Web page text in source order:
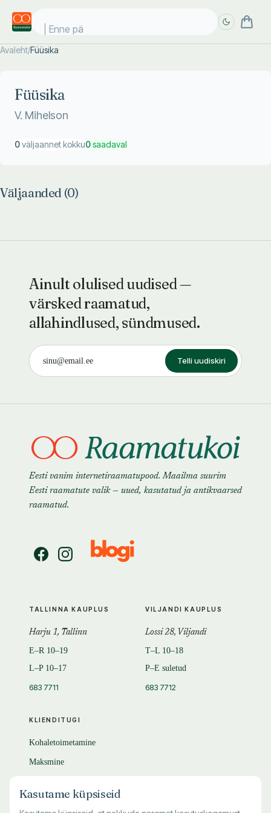
Enne päi
Avaleht/Füüsika
Füüsika
V. Mihelson
0väljaannet kokku0saadaval
Väljaanded (0)
Ainult olulised uudised —
värsked raamatud,
allahindlused, sündmused.
Telli uudiskiri
Eesti vanim internetiraamatupood. Maailma suurim
Eesti raamatute valik — uued, kasutatud ja antikvaarsed
raamatud.
KLIENDITUGI
Kohaletoimetamine
Maksmine
KKK
TALLINNA KAUPLUS
Harju 1, Tallinn
E–R 10–19
L–P 10–17
683 7711
VILJANDI KAUPLUS
Lossi 28, Viljandi
T–L 10–18
P–E suletud
683 7712
Kasutame küpsiseid